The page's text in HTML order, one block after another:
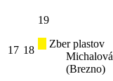
17 18
19
Zber plastov
Michalová
(Brezno)